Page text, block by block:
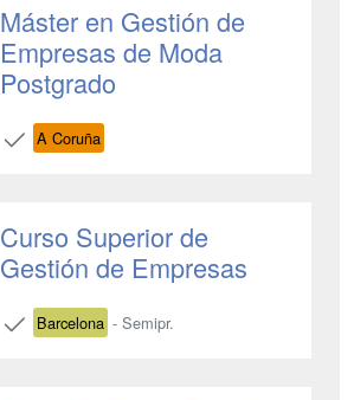
Máster en Gestión de
Empresas de Moda
Postgrado
A Coruña
Curso Superior de
Gestión de Empresas
Barcelona - Semipr.